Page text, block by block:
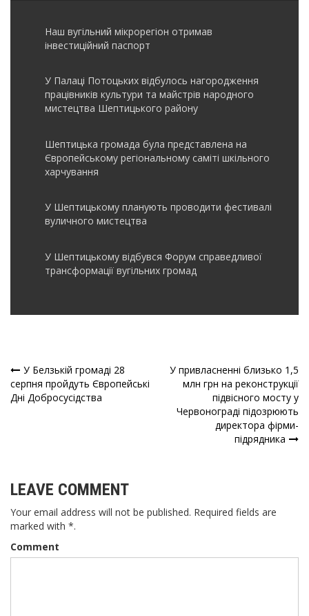
Наш вугільний мікрорегіон отримав
інвеcтиційний паспорт
У Палаці Потоцьких відбулось нагородження
працівників культури та майстрів народного
мистецтва Шептицького району
Шептицька громада була представлена на
Європейському регіональному саміті шкільного
харчування
У Шептицькому планують проводити фестивалі
вуличного мистецтва
У Шептицькому відбувся Форум справедливої
трансформації вугільних громад
Навігація
записів
У Белзькій громаді 28
серпня пройдуть Європейські
Дні Добросусідства
У привласненні близько 1,5
млн грн на реконструкції
підвісного мосту у
Червонограді підозрюють
директора фірми-
підрядника
LEAVE COMMENT
Your email address will not be published. Required fields are
marked with *.
Comment